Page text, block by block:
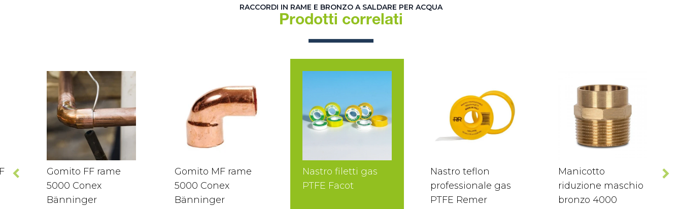
RACCORDI IN RAME E BRONZO A SALDARE PER ACQUA
Prodotti correlati
Gomito FF rame
5000 Conex
Bänninger
Gomito MF rame
5000 Conex
Bänninger
Nastro filetti gas
PTFE Facot
Nastro teflon
professionale gas
PTFE Remer
Manicotto
riduzione maschio
bronzo 4000